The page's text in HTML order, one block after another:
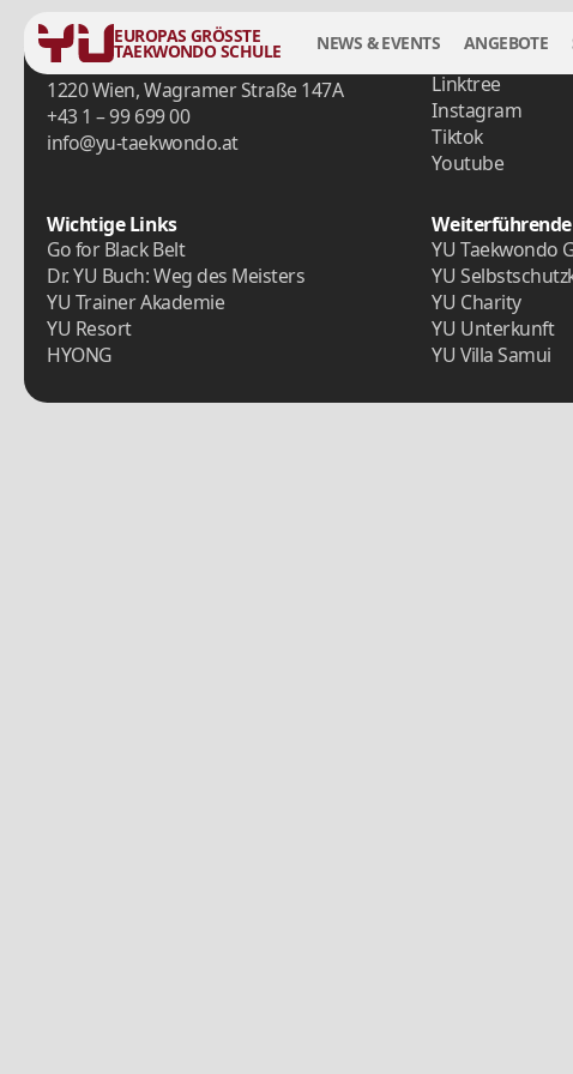
EUROPAS GRÖSSTE
TAEKWONDO SCHULE NEWS & EVENTS ANGEBOTE
Zentrale
1220 Wien, Wagramer Straße 147A
+43 1 – 99 699 00
info@yu-taekwondo.at
Linktree
Instagram
Tiktok
Youtube
Wichtige Links
Go for Black Belt
Dr. YU Buch: Weg des Meisters
YU Trainer Akademie
YU Resort
HYONG
YU Taekwondo
YU
YU Charity
YU Unterkunft
YU Villa Samui